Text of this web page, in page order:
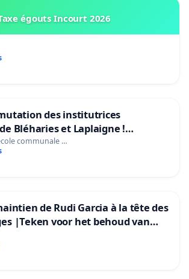
égouts Incourt 2026
des institutrices
Bléharies et Laplaigne !
stabilité de nos enfants.
communale …
de Rudi Garcia à la tête des
|Teken voor het behoud van
bondscoach